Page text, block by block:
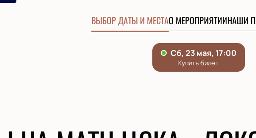
ВЫБОР ДАТЫ И МЕСТАО МЕРОПРИЯТИИНАШИ